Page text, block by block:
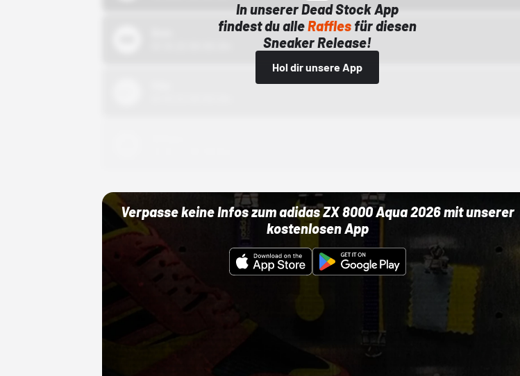
In unserer Dead Stock App
findest du alleRaffles für diesen
Sneaker Release!
Hol dir unsere App
Verpasse keine Infos zum adidas ZX 8000 Aqua 2026 mit unserer
kostenlosen App